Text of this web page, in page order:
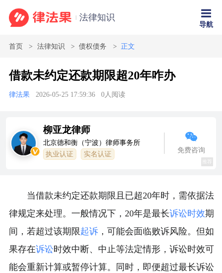
法律知识
导航
首页 法律知识 债权债务 正文
借款未约定还款期限超20年咋办
律法果 2026-05-25 17:59:36 0人阅读
柳亚龙律师
北京德和衡（宁波）律师事务所
执业认证 实名认证
免费咨询
当借款未约定还款期限且已超20年时，需依据法
律规定来处理。一般情况下，20年是最长诉讼时效期
间，若超过该期限起诉，可能会面临败诉风险。但如
果存在诉讼时效中断、中止等法定情形，诉讼时效可
能会重新计算或暂停计算。同时，即便超过最长诉讼